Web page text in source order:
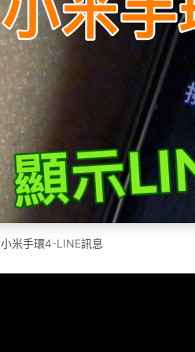
小米手環4-LINE訊息